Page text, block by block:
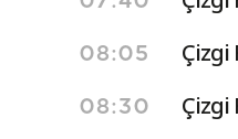
08:05 Çizgi
08:30 Çizgi